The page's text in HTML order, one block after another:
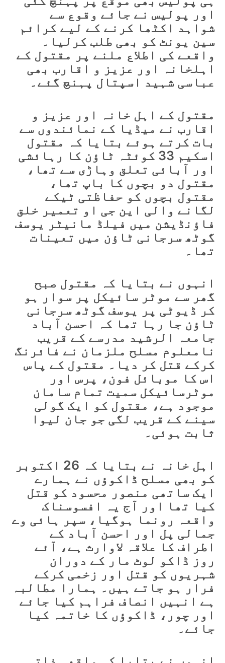
اور پولیس نے جائے وقوع سے
شواہد اکٹھا کرنے کے لیے کرائم
سین یونٹ کو بھی طلب کرلیا۔
واقعے کی اطلاع ملنے پر مقتول کے
اہلخانہ اور عزیز و اقارب بھی
عباسی شہید اسپتال پہنچ گئے۔
مقتول کے اہل خانہ اور عزیز و
اقارب نے میڈیا کے نمائندوں سے
بات کرتے ہوئے بتایا کہ مقتول
اسکیم 33 کوئٹہ ٹاؤن کا رہائشی
اور آبائی تعلق وہاڑی سے تھا،
مقتول دو بچوں کا باپ تھا،
مقتول بچوں کو حفاظتی ٹیکے
لگانے والی این جی او تعمیر خلق
فاؤنڈیشن میں فیلڈ مانیٹر یوسف
گوٹھ سرجانی ٹاؤن میں تعینات
تھا۔
انہوں نے بتایا کہ مقتول صبح
گھر سے موٹر سائیکل پر سوار ہو
کر ڈیوٹی پر یوسف گوٹھ سرجانی
ٹاؤن جا رہا تھا کہ احسن آباد
جامعہ الرشید مدرسے کے قریب
نامعلوم مسلح ملزمان نے فائرنگ
کرکے قتل کر دیا۔ مقتول کے پاس
اس کا موبائل فون، پرس اور
موٹرسائیکل سمیت تمام سامان
موجود ہے، مقتول کو ایک گولی
سینے کے قریب لگی جو جان لیوا
ثابت ہوئی۔
اہل خانہ نے بتایا کہ 26 اکتوبر
کو بھی مسلح ڈاکوؤں نے ہمارے
ایک ساتھی منصور محسود کو قتل
کیا تھا اور آج یہ افسوسناک
واقعہ رونما ہوگیا، سپر ہائی وے
جمالی پل اور احسن آباد کے
اطراف کا علاقہ لاوارث ہے، آئے
روز ڈاکو لوٹ مار کے دوران
شہریوں کو قتل اور زخمی کرکے
فرار ہو جاتے ہیں۔ ہمارا مطالبہ
ہے انہیں انصاف فراہم کیا جائے
اور چور، ڈاکوؤں کا خاتمہ کیا
جائے۔